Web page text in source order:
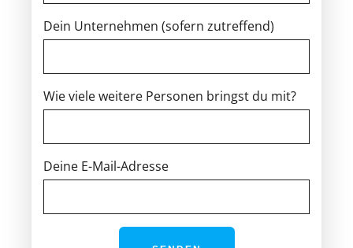
Dein Unternehmen (sofern zutreffend)
Wie viele weitere Personen bringst du mit?
Deine E-Mail-Adresse